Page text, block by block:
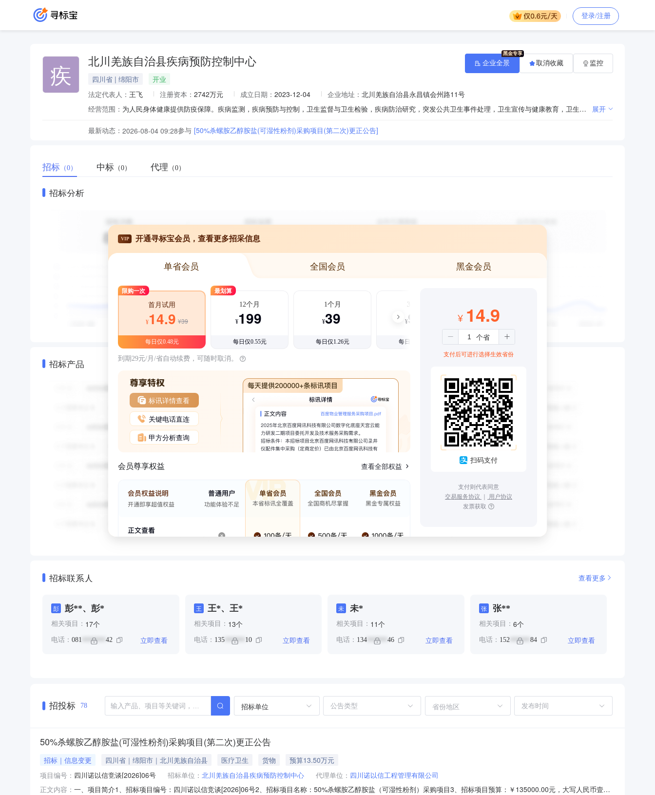
登录/注册
疾 北川羌族自治县疾病预防控制中心
四川省 | 绵阳市
开业
法定代表人： 王飞 注册资本： 2742万元 成立日期： 2023-12-04 企业地址： 北川羌族自治县永昌镇会州路11号
经营范围：
为人民身体健康提供防疫保障。疾病监测，疾病预防与控制，卫生监督与卫生检验，疾病防治研究，突发公共卫生事件处理，卫生宣传与健康教育，卫生防疫培训与技术指导等。 展开
最新动态： 2026-08-04 09:28参与 [50%杀螺胺乙醇胺盐(可湿性粉剂)采购项目(第二次)更正公告]
企业全景 取消收藏 监控
招标 （0） 中标 （0） 代理 （0）
招标分析
招标产品
VIP 开通寻标宝会员，查看更多招采信息
单省会员 全国会员 黑金会员
限购一次
首月试用
¥14.9 ¥39
每日仅0.48元
最划算
12个月
¥199
每日仅0.55元
1个月
¥39
每日仅1.26元
3个月
¥99
每日仅1.08元
到期29元/月/省自动续费，可随时取消。
标讯详情查看
关键电话直连
甲方分析查询
会员尊享权益 查看全部权益
¥ 14.9
支付后可进行选择生效省份
扫码支付
支付则代表同意
交易服务协议 ｜ 用户协议
发票获取
招标联系人 查看更多
彭 彭**、彭*
相关项目： 17个
电话： 081 ******* 42 立即查看
王 王*、王*
相关项目： 13个
电话： 135****** 10 立即查看
未 未*
相关项目： 11个
电话： 134 ****** 46 立即查看
张 张**
相关项目： 6个
电话： 152****** 84 立即查看
招投标 78 招标单位 省份地区
50%杀螺胺乙醇胺盐(可湿性粉剂)采购项目(第二次)更正公告
招标｜信息变更 四川省｜绵阳市｜北川羌族自治县 医疗卫生 货物
预算13.50万元
项目编号： 四川诺以信竞谈[2026]06号 招标单位： 北川羌族自治县疾病预防控制中心 代理单位： 四川诺以信工程管理有限公司
正文内容： 一、项目简介1、招标项目编号：四川诺以信竞谈[2026]06号2、招标项目名称：50%杀螺胺乙醇胺盐（可湿性粉剂）采购项目3、招标项目预算：￥135000.00元，大写人民币壹拾